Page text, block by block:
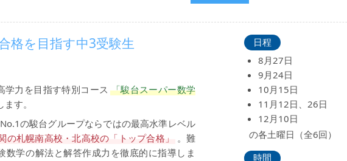
格を目指す中3受験生
学力を目指す特別コース 「駿台スーパー数学
す。
の駿台グループならではの最高水準レベル
の札幌南高校・北高校の「トップ合格」
。難
数学の解法と解答作成力を徹底的に指導しま
日程
8月27日
9月24日
10月15日
11月12日、26日
12月10日
の各土曜日（全6回）
時間